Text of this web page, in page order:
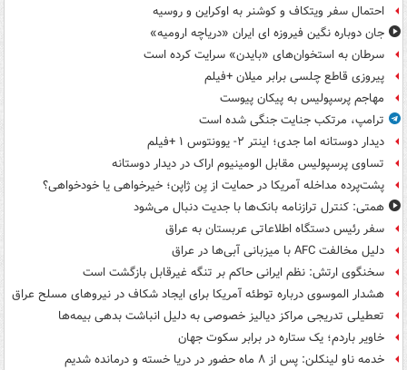
احتمال سفر ویتکاف و کوشنر به اوکراین و روسیه
جان دوباره نگین فیروزه ای ایران «دریاچه ارومیه»
سرطان به استخوان‌های «بایدن» سرایت کرده است
پیروزی قاطع چلسی برابر میلان +فیلم
مهاجم پرسپولیس به پیکان پیوست
ترامپ، مرتکب جنایت جنگی شده است
دیدار دوستانه اما جدی؛ اینتر ۲- یوونتوس ۱ +فیلم
تساوی پرسپولیس مقابل الومینیوم اراک در دیدار دوستانه
پشت‌پرده مداخله آمریکا در حمایت از یِن ژاپن؛ خیرخواهی یا خودخواهی؟
همتی: کنترل ترازنامه بانک‌ها با جدیت دنبال می‌شود
سفر رئیس دستگاه اطلاعاتی عربستان به عراق
دلیل مخالفت AFC با میزبانی آبی‌ها در عراق
سخنگوی ارتش: نظم ایرانی حاکم بر تنگه غیرقابل بازگشت است
هشدار الموسوی درباره توطئه آمریکا برای ایجاد شکاف در نیروهای مسلح عراق
تعطیلی تدریجی مراکز دیالیز خصوصی به دلیل انباشت بدهی بیمه‌ها
خاویر باردم؛ یک ستاره در برابر سکوت جهان
خدمه ناو لینکلن: پس از ۸ ماه حضور در دریا خسته و درمانده‌ شدیم